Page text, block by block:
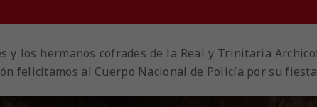
y los hermanos cofrades de la Real y Trinitaria
felicitamos al Cuerpo Nacional de Policía por su